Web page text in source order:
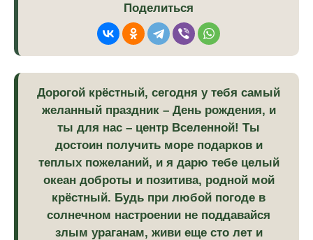
Поделиться
Дорогой крёстный, сегодня у тебя самый
желанный праздник – День рождения, и
ты для нас – центр Вселенной! Ты
достоин получить море подарков и
теплых пожеланий, и я дарю тебе целый
океан доброты и позитива, родной мой
крёстный. Будь при любой погоде в
солнечном настроении не поддавайся
злым ураганам, живи еще сто лет и